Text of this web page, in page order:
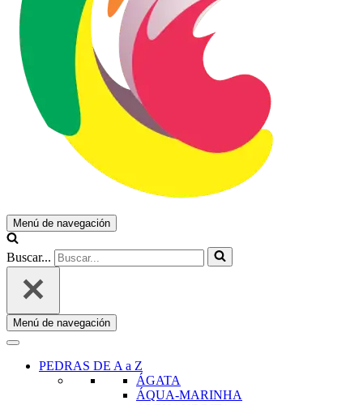
Menú de navegación
Buscar...
Menú de navegación
PEDRAS DE A a Z
ÁGATA
ÁQUA-MARINHA